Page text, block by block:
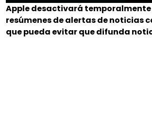
Apple desactivará temporalmente
resúmenes de alertas de noticias
que pueda evitar que difunda